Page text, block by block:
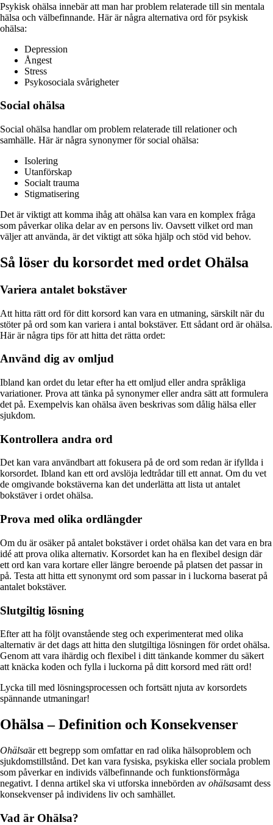
Psykisk ohälsa innebär att man har problem relaterade till sin mentala
hälsa och välbefinnande. Här är några alternativa ord för psykisk
ohälsa:
Depression
Ångest
Stress
Psykosociala svårigheter
Social ohälsa
Social ohälsa handlar om problem relaterade till relationer och
samhälle. Här är några synonymer för social ohälsa:
Isolering
Utanförskap
Socialt trauma
Stigmatisering
Det är viktigt att komma ihåg att ohälsa kan vara en komplex fråga
som påverkar olika delar av en persons liv. Oavsett vilket ord man
väljer att använda, är det viktigt att söka hjälp och stöd vid behov.
Så löser du korsordet med ordet Ohälsa
Variera antalet bokstäver
Att hitta rätt ord för ditt korsord kan vara en utmaning, särskilt när du
stöter på ord som kan variera i antal bokstäver. Ett sådant ord är ohälsa.
Här är några tips för att hitta det rätta ordet:
Använd dig av omljud
Ibland kan ordet du letar efter ha ett omljud eller andra språkliga
variationer. Prova att tänka på synonymer eller andra sätt att formulera
det på. Exempelvis kan ohälsa även beskrivas som dålig hälsa eller
sjukdom.
Kontrollera andra ord
Det kan vara användbart att fokusera på de ord som redan är ifyllda i
korsordet. Ibland kan ett ord avslöja ledtrådar till ett annat. Om du vet
de omgivande bokstäverna kan det underlätta att lista ut antalet
bokstäver i ordet ohälsa.
Prova med olika ordlängder
Om du är osäker på antalet bokstäver i ordet ohälsa kan det vara en bra
idé att prova olika alternativ. Korsordet kan ha en flexibel design där
ett ord kan vara kortare eller längre beroende på platsen det passar in
på. Testa att hitta ett synonymt ord som passar in i luckorna baserat på
antalet bokstäver.
Slutgiltig lösning
Efter att ha följt ovanstående steg och experimenterat med olika
alternativ är det dags att hitta den slutgiltiga lösningen för ordet ohälsa.
Genom att vara ihärdig och flexibel i ditt tänkande kommer du säkert
att knäcka koden och fylla i luckorna på ditt korsord med rätt ord!
Lycka till med lösningsprocessen och fortsätt njuta av korsordets
spännande utmaningar!
Ohälsa – Definition och Konsekvenser
Ohälsaär ett begrepp som omfattar en rad olika hälsoproblem och
sjukdomstillstånd. Det kan vara fysiska, psykiska eller sociala problem
som påverkar en individs välbefinnande och funktionsförmåga
negativt. I denna artikel ska vi utforska innebörden av ohälsasamt dess
konsekvenser på individens liv och samhället.
Vad är Ohälsa?